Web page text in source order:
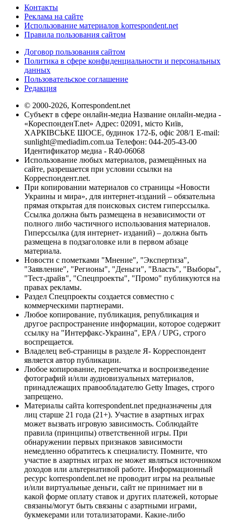
Контакты
Реклама на сайте
Использование материалов korrespondent.net
Правила пользования сайтом
Договор пользования сайтом
Политика в сфере конфиденциальности и персональных
данных
Пользовательское соглашение
Редакция
© 2000-2026, Korrespondent.net
Субъект в сфере онлайн-медиа Название онлайн-медиа -
«КореспонденТ.net» Адрес: 02091, місто Київ,
ХАРКІВСЬКЕ ШОСЕ, будинок 172-Б, офіс 208/1 E-mail:
sunlight@mediadim.com.ua Телефон: 044-205-43-00
Идентификатор медиа - R40-06068
Использование любых материалов, размещённых на
сайте, разрешается при условии ссылки на
Корреспондент.net.
При копировании материалов со страницы «Новости
Украины и мира», для интернет-изданий – обязательна
прямая открытая для поисковых систем гиперссылка.
Ссылка должна быть размещена в независимости от
полного либо частичного использования материалов.
Гиперссылка (для интернет- изданий) – должна быть
размещена в подзаголовке или в первом абзаце
материала.
Новости с пометками "Мнение", "Экспертиза",
"Заявление", "Регионы", "Деньги", "Власть", "Выборы",
"Тест-драйв", "Спецпроекты", "Промо" публикуются на
правах рекламы.
Раздел Спецпроекты создается совместно с
коммерческими партнерами.
Любое копирование, публикация, републикация и
другое распространение информации, которое содержит
ссылку на "Интерфакс-Украина", EPA / UPG, строго
воспрещается.
Владелец веб-страницы в разделе Я- Корреспондент
является автор публикации.
Любое копирование, перепечатка и воспроизведение
фотографий и/или аудиовизуальных материалов,
принадлежащих правообладателю Getty Images, строго
запрещено.
Материалы сайта korrespondent.net предназначены для
лиц старше 21 года (21+). Участие в азартных играх
может вызвать игровую зависимость. Соблюдайте
правила (принципы) ответственной игры. При
обнаружении первых признаков зависимости
немедленно обратитесь к специалисту. Помните, что
участие в азартных играх не может являться источником
доходов или альтернативой работе. Информационный
ресурс korrespondent.net не проводит игры на реальные
и/или виртуальные деньги, сайт не принимает ни в
какой форме оплату ставок и других платежей, которые
связаны/могут быть связаны с азартными играми,
букмекерами или тотализаторами. Какие-либо